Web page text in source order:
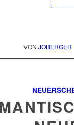
VON JOBERGER